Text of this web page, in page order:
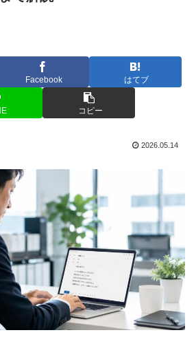
Facebook はてブ
コピー
2026.05.14